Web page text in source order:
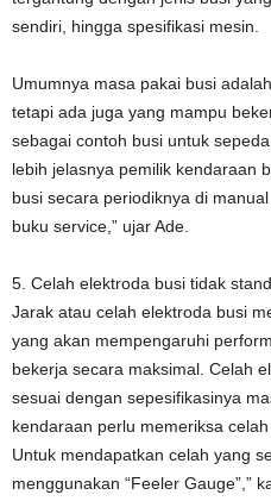
sendiri, hingga spesifikasi mesin.
Umumnya masa pakai busi
tetapi ada juga yang mampu
sebagai contoh busi untuk
lebih jelasnya pemilik kendaraan
busi secara periodiknya di
buku service,” ujar Ade.
5. Celah elektroda busi tidak
Jarak atau celah elektroda busi
yang akan mempengaruhi
bekerja secara maksimal. Celah
sesuai dengan sepesifikasinya
kendaraan perlu memeriksa
Untuk mendapatkan celah yang
menggunakan “Feeler Gauge”,”